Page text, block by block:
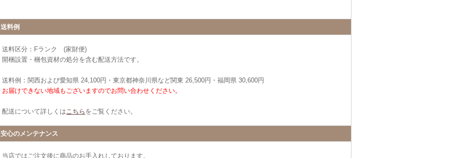
送料例
送料区分：Fランク (家財便)
開梱設置・梱包資材の処分を含む配送方法です。
送料例：関西および愛知県 24,100円・東京都神奈川県など関東 26,500円・福岡県 30,600円
お届けできない地域もございますのでお問い合わせください。
配送について詳しくはこちら をご覧ください。
安心のメンテナンス
当店ではご注文後に商品のお手入れしております。